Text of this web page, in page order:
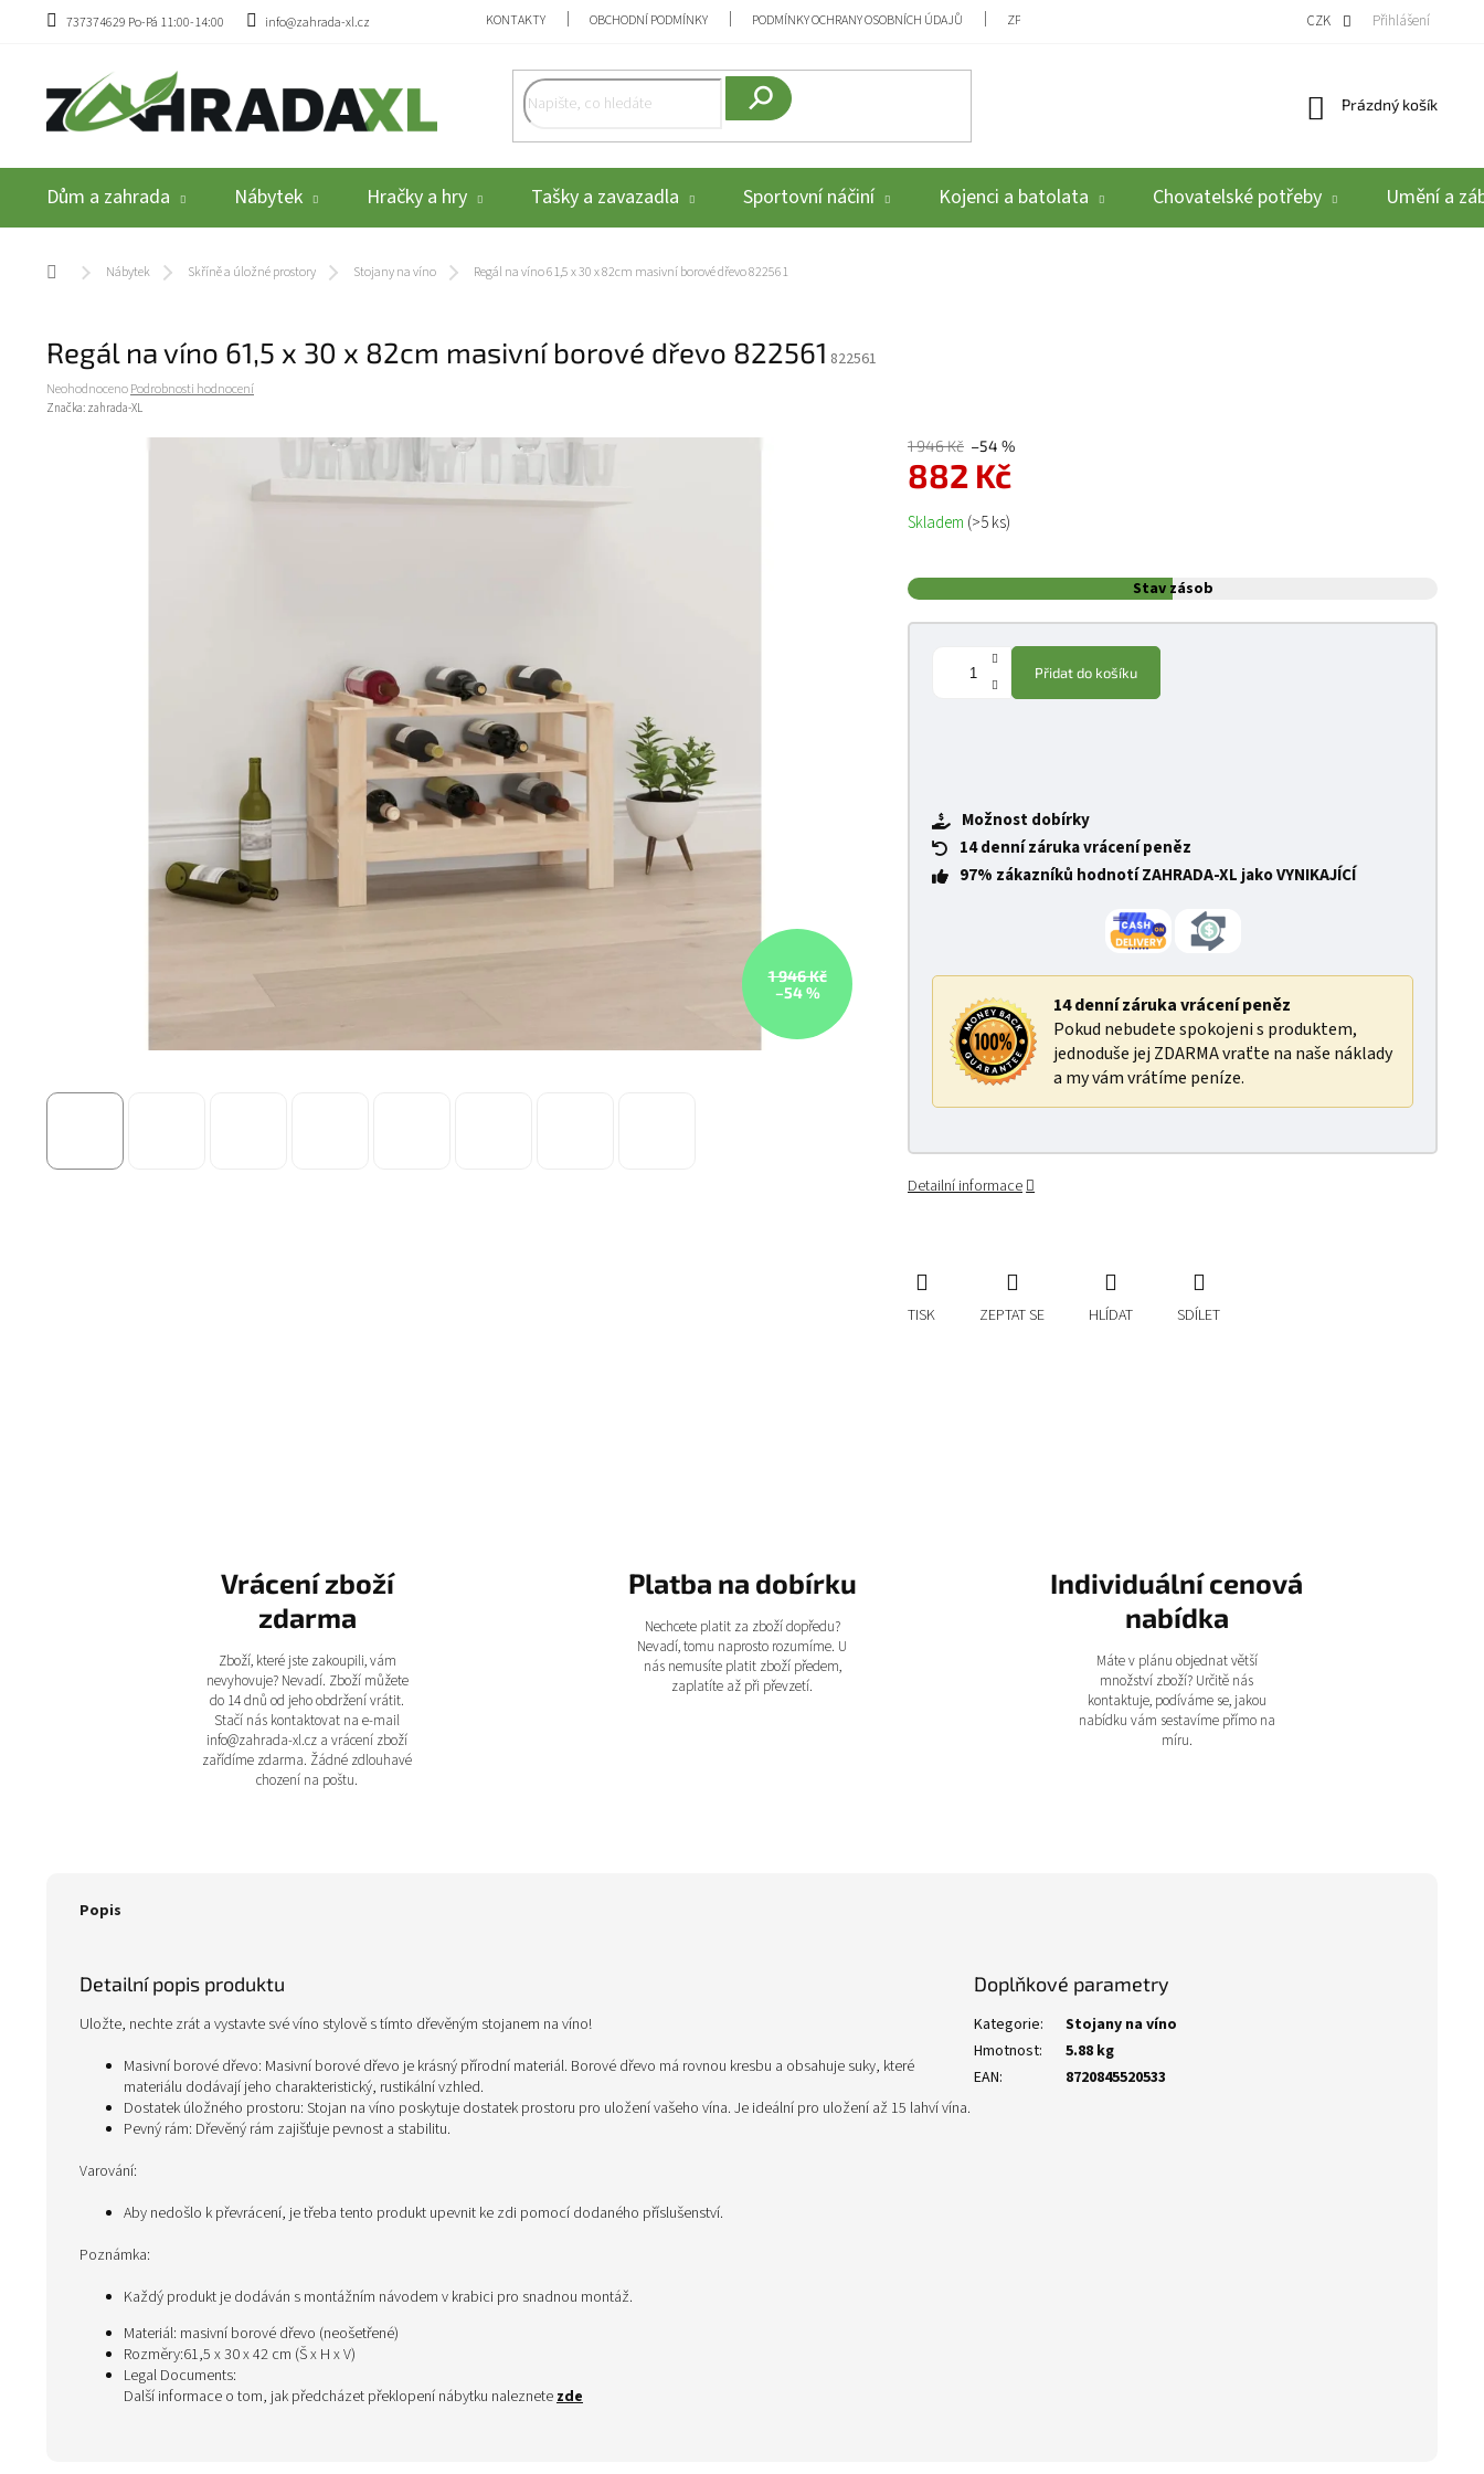
Přejít na obsah
737374629 Po-Pá 11:00-14:00 info@zahrada-xl.cz KONTAKTY OBCHODNÍ PODMÍNKY PODMÍNKY OCHRANY OSOBNÍCH ÚDAJŮ ZPĚTNÝ ODBĚR VYSLOUŽILÝCH ELEKTROZAŘÍZENÍ / BATERIÍ REKLAMACE A
CZK Přihlášení
Nákupní košík
Prázdný košík
Dům a zahrada Nábytek Hračky a hry Tašky a zavazadla Sportovní náčiní Kojenci a batolata Chovatelské potřeby Umění a
Domů Nábytek Skříně a úložné prostory Stojany na víno Regál na víno 61,5 x 30 x 82cm masivní borové dřevo 822561
Regál na víno 61,5 x 30 x 82cm masivní borové dřevo 822561 822561
Průměrné hodnocení produktu je 0,0 z 5 hvězdiček.
NeohodnocenoPodrobnosti hodnocení
Značka: zahrada-XL
1 946 Kč
–54 %
1 946 Kč –54 %
882 Kč
Měrná cena:
Skladem (>5 ks)
Stav zásob
Přidat do košíku
Možnost dobírky
14 denní záruka vrácení peněz
97% zákazníků hodnotí ZAHRADA-XL jako VYNIKAJÍCÍ
14 denní záruka vrácení peněz
Pokud nebudete spokojeni s produktem,
jednoduše jej ZDARMA vraťte na naše náklady
a my vám vrátíme peníze.
Detailní informace
TISK ZEPTAT SE HLÍDAT SDÍLET
Vrácení zboží
zdarma
Zboží, které jste zakoupili, vám
nevyhovuje? Nevadí. Zboží můžete
do 14 dnů od jeho obdržení vrátit.
Stačí nás kontaktovat na e-mail
info@zahrada-xl.cz a vrácení zboží
zařídíme zdarma. Žádné zdlouhavé
chození na poštu.
Platba na dobírku
Nechcete platit za zboží dopředu?
Nevadí, tomu naprosto rozumíme. U
nás nemusíte platit zboží předem,
zaplatíte až při převzetí.
Individuální cenová
nabídka
Máte v plánu objednat větší
množství zboží? Určitě nás
kontaktuje, podíváme se, jakou
nabídku vám sestavíme přímo na
míru.
Popis
Detailní popis produktu
Uložte, nechte zrát a vystavte své víno stylově s tímto dřevěným stojanem na víno!
Masivní borové dřevo: Masivní borové dřevo je krásný přírodní materiál. Borové dřevo má rovnou kresbu a obsahuje suky, které
materiálu dodávají jeho charakteristický, rustikální vzhled.
Dostatek úložného prostoru: Stojan na víno poskytuje dostatek prostoru pro uložení vašeho vína. Je ideální pro uložení až 15 lahví vína.
Pevný rám: Dřevěný rám zajišťuje pevnost a stabilitu.
Varování:
Aby nedošlo k převrácení, je třeba tento produkt upevnit ke zdi pomocí dodaného příslušenství.
Poznámka:
Každý produkt je dodáván s montážním návodem v krabici pro snadnou montáž.
Materiál: masivní borové dřevo (neošetřené)
Rozměry:61,5 x 30 x 42 cm (Š x H x V)
Legal Documents:
Další informace o tom, jak předcházet překlopení nábytku naleznetezde
Doplňkové parametry
Kategorie:
Stojany na víno
Hmotnost:
5.88 kg
EAN: 8720845520533